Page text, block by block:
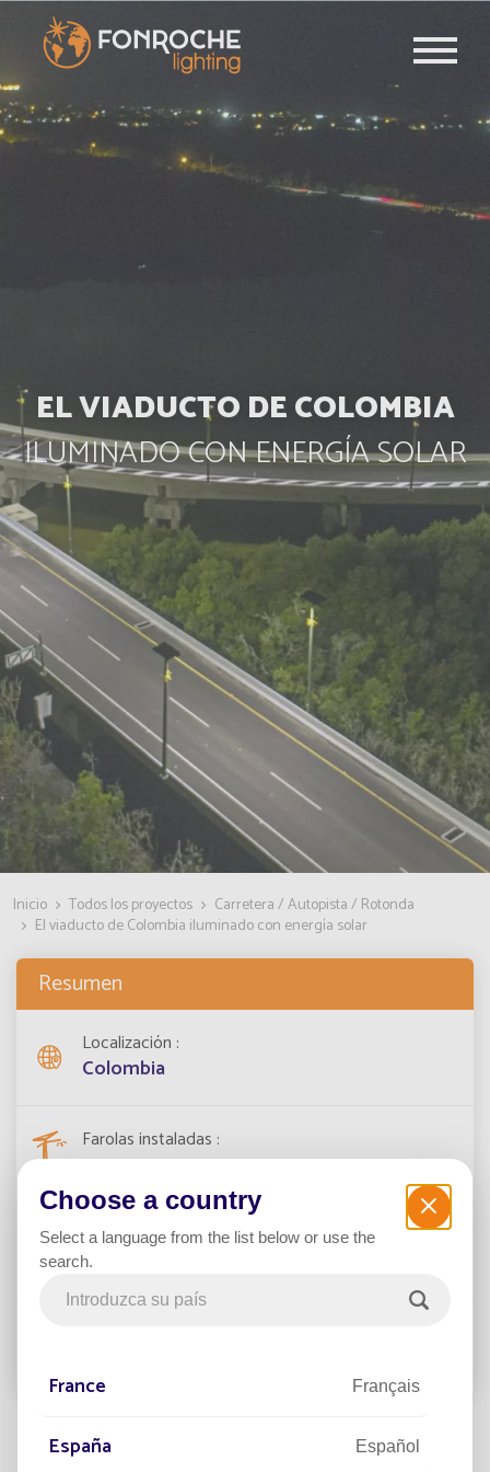
Pasar al contenido principal
EL VIADUCTO DE COLOMBIA
ILUMINADO CON ENERGÍA SOLAR
Inicio Todos los proyectos
Carretera / Autopista / Rotonda
El viaducto de Colombia iluminado con energía solar
Resumen
Localización
Colombia
Farolas instaladas
400
Fecha del proyecto
2018
Choose a country
Select a language from the list below or use the
search.
France Français
España Español